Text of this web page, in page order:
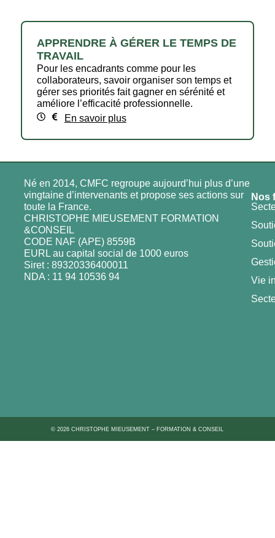
APPRENDRE À GÉRER LE TEMPS DE
TRAVAIL
Pour les encadrants comme pour les
collaborateurs, savoir organiser son temps et
gérer ses priorités fait gagner en sérénité et
améliore l’efficacité professionnelle.
En savoir plus
Né en 2014, CMFC regroupe aujourd’hui plus d’une
vingtaine d’intervenants et propose ses actions sur
toute la France.
CHRISTOPHE MIEUSEMENT FORMATION
&CONSEIL
CODE NAF (APE) 8559B
EURL au capital social de 1000 euros
Siret : 89320336400011
NDA : 11 94 10536 94
Nos
Vie
© 2026 CHRISTOPHE MIEUSEMENT – FORMATION & CONSEIL